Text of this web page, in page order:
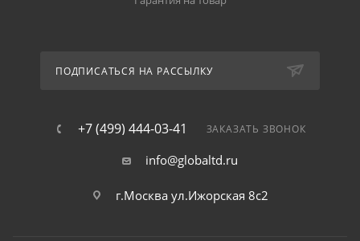
ПОДПИСАТЬСЯ НА РАССЫЛКУ
+7 (499) 444-03-41 ЗАКАЗАТЬ ЗВОНОК
info@globaltd.ru
г.Москва ул.Ижорская 8с2